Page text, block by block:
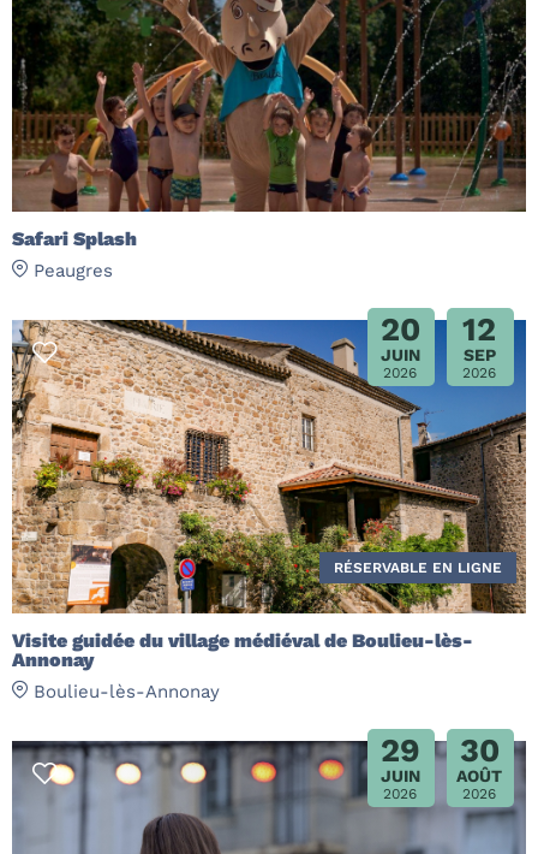
Safari Splash
Peaugres
20
JUIN
2026
12
SEP
2026
Visite guidée du village médiéval de Boulieu-lès-
Annonay
Boulieu-lès-Annonay
RÉSERVABLE EN LIGNE
29
JUIN
2026
30
AOÛT
2026